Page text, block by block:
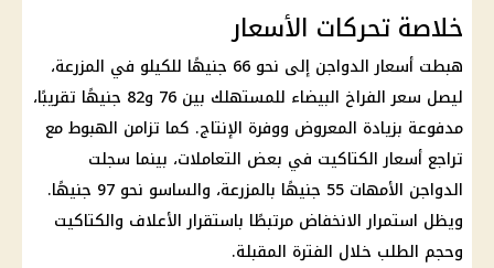
خلاصة تحركات الأسعار
هبطت أسعار الدواجن
إلى نحو 66 جنيهًا للكيلو في المزرعة،
ليصل سعر الفراخ البيضاء
للمستهلك بين 76 و82 جنيهًا تقريبًا،
مدفوعة بزيادة المعروض ووفرة الإنتاج. كما تزامن الهبوط مع
تراجعأسعار الكتاكيت في بعض التعاملات، بينما سجلت
الدواجن
الأمهات 55 جنيهًا بالمزرعة، والساسو نحو 97 جنيهًا.
ويظل استمرار الانخفاض مرتبطًا باستقرار الأعلاف والكتاكيت
وحجم الطلب خلال الفترة المقبلة.